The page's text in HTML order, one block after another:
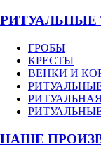
РИТУАЛЬНЫЕ
ГРОБЫ
КРЕСТЫ
ВЕНКИ И
НАШЕ